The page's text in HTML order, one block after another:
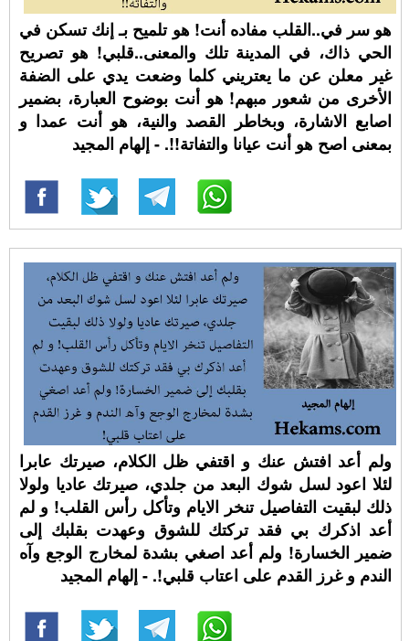
هو سر في..القلب مفاده أنت! هو تلميح بـ إنك تسكن في
الحي ذاك، في المدينة تلك والمعنى..قلبي! هو تصريح
غير معلن عن ما يعتريني كلما وضعت يدي على الضفة
الأخرى من شعور مبهم! هو أنت بوضوح العبارة، بضمير
اصابع الاشارة، وبخاطر القصد والنية، هو أنت عمدا و
بمعنى اصح هو أنت عيانا والتفاتة!!. - إلهام المجيد
ولم أعد افتش عنك و اقتفي ظل الكلام، صيرتك عابرا
لئلا اعود لسل شوك البعد من جلدي، صيرتك عاديا ولولا
ذلك لبقيت التفاصيل تنخر الايام وتأكل رأس القلب! و لم
أعد اذكرك بي فقد تركتك للشوق وعهدت بقلبك إلى
ضمير الخسارة! ولم أعد اصغي بشدة لمخارج الوجع وآه
الندم و غرز القدم على اعتاب قلبي!. - إلهام المجيد